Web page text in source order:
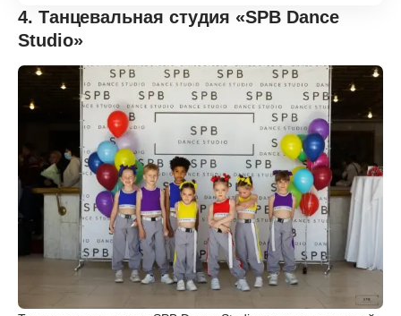
4. Танцевальная студия «SPB Dance
Studio»